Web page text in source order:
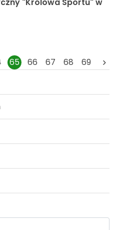
"Królowa Sportu" w
65 66 67 68
69